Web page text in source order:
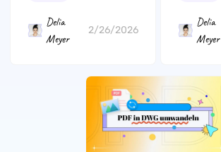
Delia
Meyer
2/26/2026
Delia
Meyer